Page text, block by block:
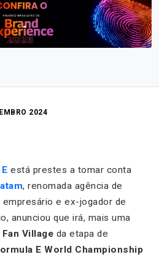
2024
está prestes a tomar conta
, renomada agência de
e ex-jogador de
anunciou que irá, mais uma
Fan Village da etapa de
E World Championship